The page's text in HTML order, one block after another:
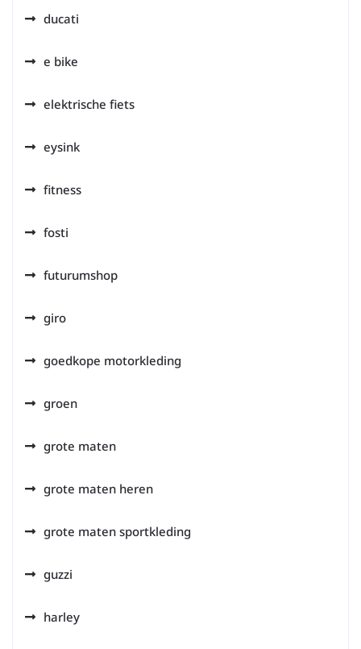
ducati
e bike
elektrische fiets
eysink
fitness
fosti
futurumshop
giro
goedkope motorkleding
groen
grote maten
grote maten heren
grote maten sportkleding
guzzi
harley